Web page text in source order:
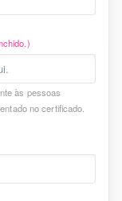
às pessoas
no certificado.